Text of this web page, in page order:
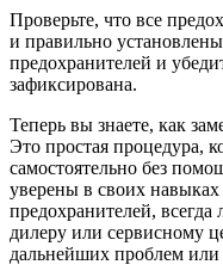
Проверьте, что все
и правильно
предохранителей и
зафиксирована.
Теперь вы знаете, как
Это простая процедура,
самостоятельно без
уверены в своих
предохранителей,
дилеру или сервисному
дальнейших проблем